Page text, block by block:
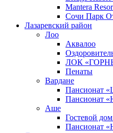
Mantera
Сочи Парк
Лазаревский район
Лоо
Аквалоо
ЛОК
Пенаты
Вардане
Пансионат
Пансионат
Аше
Гостевой
Пансионат